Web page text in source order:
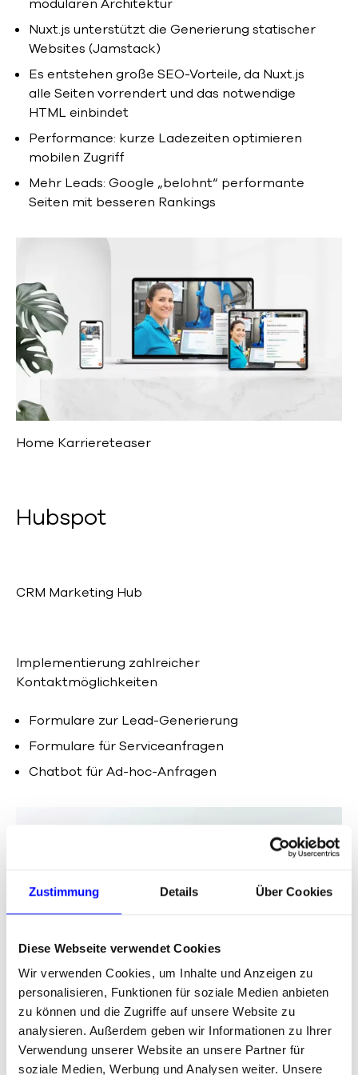
Zustimmung Details Über Cookies
Diese Webseite verwendet Cookies
Wir verwenden Cookies, um Inhalte und Anzeigen zu
personalisieren, Funktionen für soziale Medien anbieten
zu können und die Zugriffe auf unsere Website zu
analysieren. Außerdem geben wir Informationen zu Ihrer
Verwendung unserer Website an unsere Partner für
soziale Medien, Werbung und Analysen weiter. Unsere
modularen Architektur
Nuxt.js unterstützt die Generierung statischer
Websites (Jamstack)
Es entstehen große SEO-Vorteile, da Nuxt.js
alle Seiten vorrendert und das notwendige
HTML einbindet
Performance: kurze Ladezeiten optimieren
mobilen Zugriff
Mehr Leads: Google „belohnt“ performante
Seiten mit besseren Rankings
Home Karriereteaser
Hubspot
CRM Marketing Hub
Implementierung zahlreicher
Kontaktmöglichkeiten
Formulare zur Lead-Generierung
Formulare für Serviceanfragen
Chatbot für Ad-hoc-Anfragen
After Sales Services